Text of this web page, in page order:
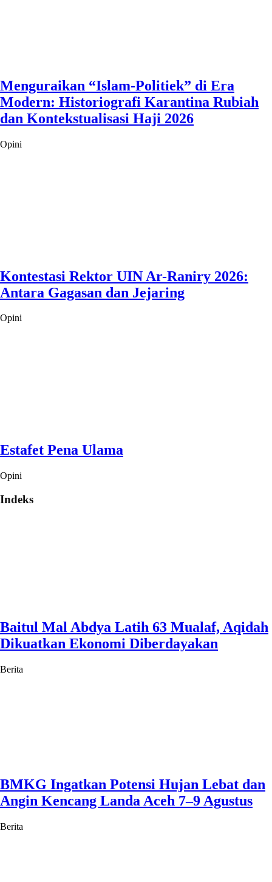
Menguraikan “Islam-Politiek” di Era
Modern: Historiografi Karantina Rubiah
dan Kontekstualisasi Haji 2026
Opini
Kontestasi Rektor UIN Ar-Raniry 2026:
Antara Gagasan dan Jejaring
Opini
Estafet Pena Ulama
Opini
Indeks
Baitul Mal Abdya Latih 63 Mualaf, Aqidah
Dikuatkan Ekonomi Diberdayakan
Berita
BMKG Ingatkan Potensi Hujan Lebat dan
Angin Kencang Landa Aceh 7–9 Agustus
Berita